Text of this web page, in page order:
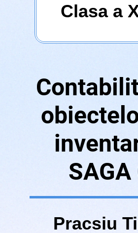
Clasa a
SAGA
Pracsiu